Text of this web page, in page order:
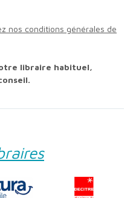
nos conditions générales de